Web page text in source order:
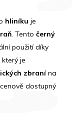
hliníku je
. Tento černý
použití díky
který je
zbranína
dostupný